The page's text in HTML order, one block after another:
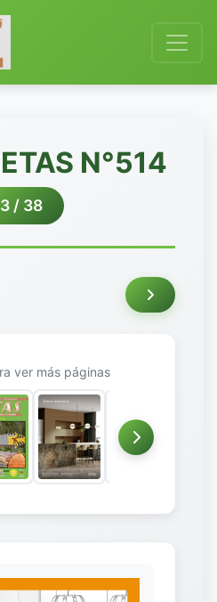
N°514
/ 38
ver más páginas